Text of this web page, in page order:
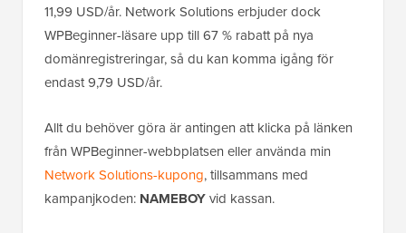
11,99 USD/år. Network Solutions erbjuder dock
WPBeginner-läsare upp till 67 % rabatt på nya
domänregistreringar, så du kan komma igång för
endast 9,79 USD/år.
Allt du behöver göra är antingen att klicka på länken
från WPBeginner-webbplatsen eller använda min
Network Solutions-kupong, tillsammans med
kampanjkoden: NAMEBOYvid kassan.